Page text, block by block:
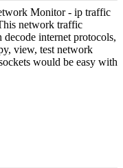
Monitor - ip traffic
network traffic
internet protocols,
view, test network
would be easy with